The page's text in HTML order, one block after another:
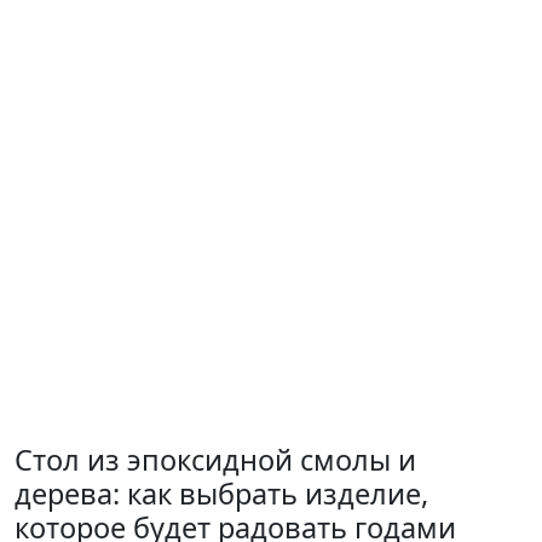
Стол из эпоксидной смолы и
дерева: как выбрать изделие,
которое будет радовать годами